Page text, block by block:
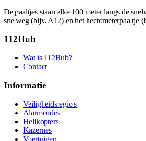
De paaltjes staan elke 100 meter langs de
snelweg (bijv. A12) en het hectometerpaaltje
112Hub
Wat is 112Hub?
Contact
Informatie
Veiligheidsregio's
Alarmcodes
Helikopters
Kazernes
Voertuigen